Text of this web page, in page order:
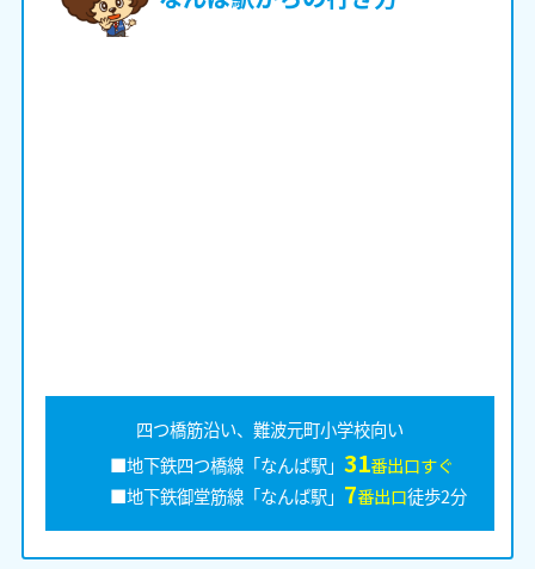
四つ橋筋沿い、難波元町小学校向い
■地下鉄四つ橋線「なんば駅」31番出口すぐ
■地下鉄御堂筋線「なんば駅」 7番出口徒歩2分